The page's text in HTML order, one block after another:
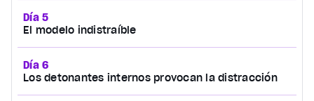
Día 5
El modelo indistraíble
Día 6
Los detonantes internos provocan la distracción